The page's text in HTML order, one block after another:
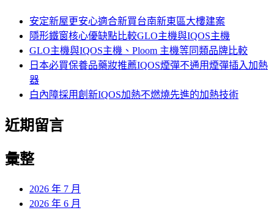
安定新屋更安心適合新買台南新東區大樓建案
隱形鐵窗核心優缺點比較GLO主機與IQOS主機
GLO主機與IQOS主機、Ploom 主機等同類品牌比較
日本必買保養品藥妝推薦IQOS煙彈不通用煙彈插入加熱
器
白內障採用創新IQOS加熱不燃燒先進的加熱技術
近期留言
彙整
2026 年 7 月
2026 年 6 月